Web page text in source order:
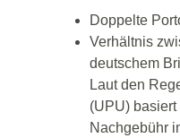
Doppelte
Verhältnis
deutschem
Laut den
(UPU)
Nachgebühr